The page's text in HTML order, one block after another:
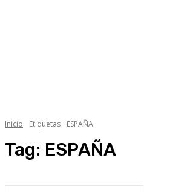
Inicio Etiquetas ESPAÑA
Tag: ESPAÑA